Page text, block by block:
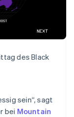
des Black
sein“, sagt
bei Mountain